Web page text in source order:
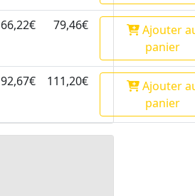
66,22€ 79,46€ Ajouter
panier
92,67€ 111,20€ Ajouter
panier